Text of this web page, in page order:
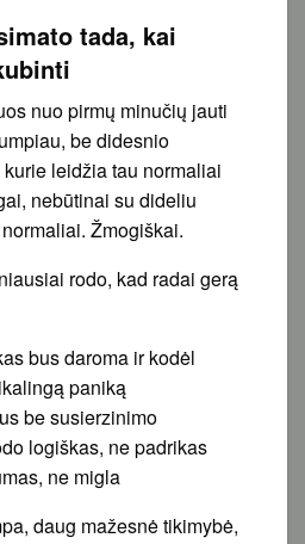
tada, kai
nuo pirmų minučių jauti
be didesnio
leidžia tau normaliai
nebūtinai su dideliu
Žmogiškai.
rodo, kad radai gerą
bus daroma ir kodėl
paniką
be susierzinimo
logiškas, ne padrikas
ne migla
daug mažesnė tikimybė,